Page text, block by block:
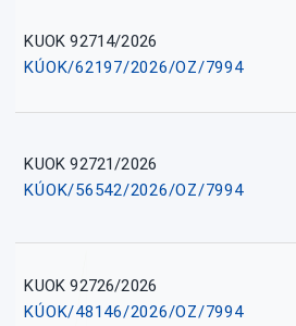
KUOK 92714/2026
KÚOK/62197/2026/OZ/7994
KUOK 92721/2026
KÚOK/56542/2026/OZ/7994
KUOK 92726/2026
KÚOK/48146/2026/OZ/7994